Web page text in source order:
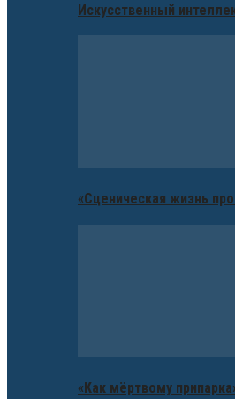
Искусственный
«Сценическая жизнь
«Как мёртвому